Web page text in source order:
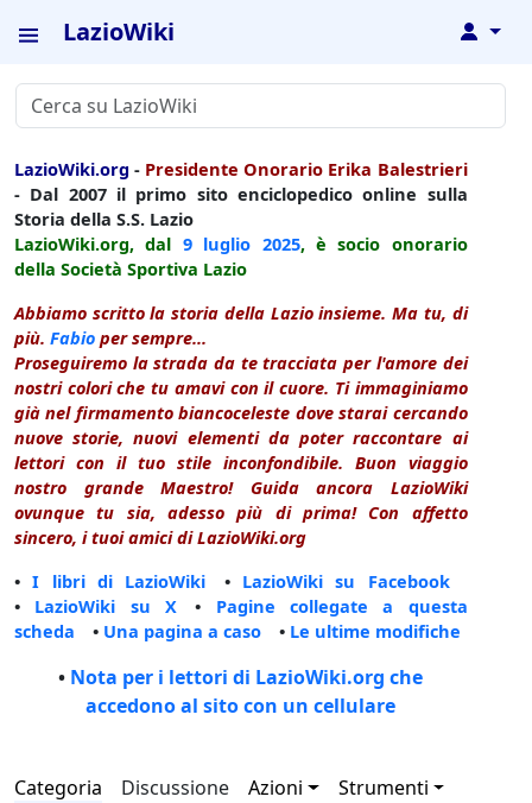
LazioWiki ↓
LazioWiki.org - Presidente Onorario Erika Balestrieri
- Dal 2007 il primo sito enciclopedico online sulla
Storia della S.S. Lazio
LazioWiki.org, dal 9 luglio 2025, è socio onorario
della Società Sportiva Lazio
Abbiamo scritto la storia della Lazio insieme. Ma tu, di
più. Fabio per sempre...
Proseguiremo la strada da te tracciata per l'amore dei
nostri colori che tu amavi con il cuore. Ti immaginiamo
già nel firmamento biancoceleste dove starai cercando
nuove storie, nuovi elementi da poter raccontare ai
lettori con il tuo stile inconfondibile. Buon viaggio
nostro grande Maestro! Guida ancora LazioWiki
ovunque tu sia, adesso più di prima! Con affetto
sincero, i tuoi amici di LazioWiki.org
•I libri di LazioWiki • LazioWiki su Facebook
• LazioWiki su X • Pagine collegate a questa
scheda • Una pagina a caso • Le ultime modifiche
• Nota per i lettori di LazioWiki.org che
accedono al sito con un cellulare
Categoria Discussione Azioni Strumenti